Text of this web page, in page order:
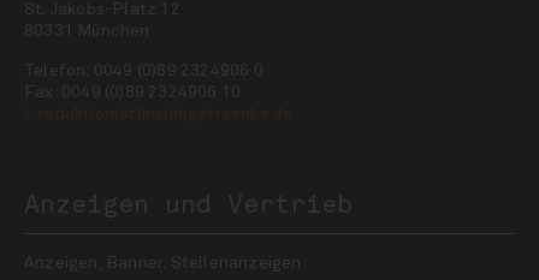
St. Jakobs-Platz 12
80331 München
Telefon: 0049 (0)89 2324906 0
Fax: 0049 (0)89 2324906 10
Anzeigen und Vertrieb
Anzeigen, Banner, Stellenanzeigen: